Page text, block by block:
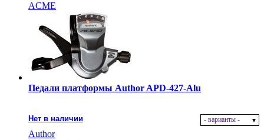
ACME
Педали платформы Author APD-427-Alu
Нет в наличии - варианты -
Author